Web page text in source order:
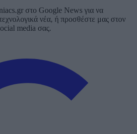
στο Google News για να
νέα, ή προσθέστε μας στον
media σας.